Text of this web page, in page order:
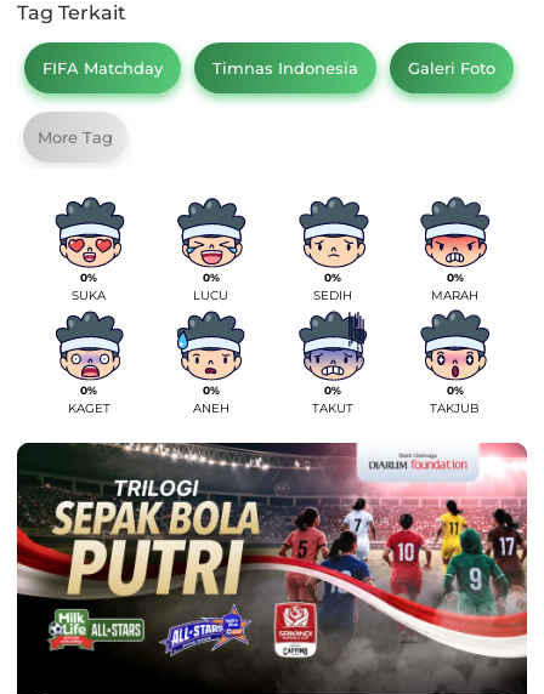
Tag Terkait
FIFA Matchday Timnas Indonesia Galeri Foto
More Tag
0%
SUKA
0%
LUCU
0%
SEDIH
0%
MARAH
0%
KAGET
0%
ANEH
0%
TAKUT
0%
TAKJUB